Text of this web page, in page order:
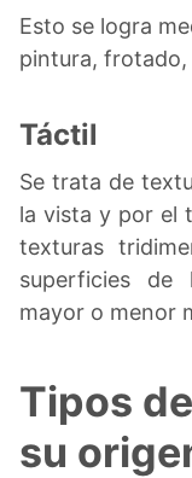
Esto se logra
pintura, frotado,
Táctil
Se trata de
la vista y por el
texturas
superficies de
mayor o menor
Tipos
su